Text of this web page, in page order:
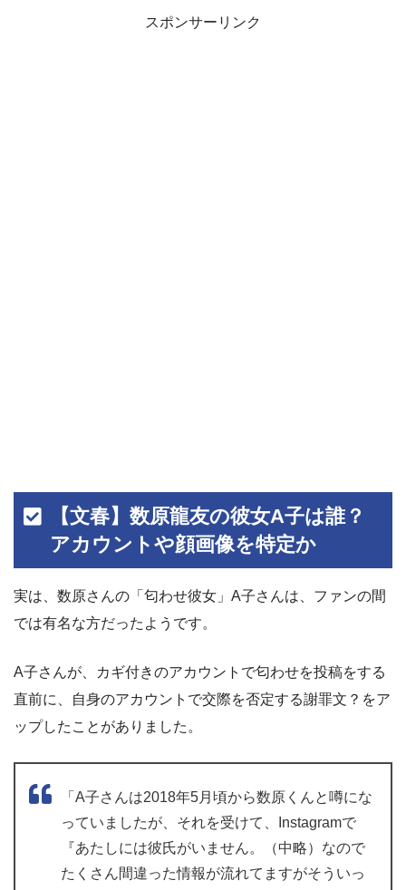
スポンサーリンク
【文春】数原龍友の彼女A子は誰？
アカウントや顔画像を特定か
実は、数原さんの「匂わせ彼女」A子さんは、ファンの間
では有名な方だったようです。
A子さんが、カギ付きのアカウントで匂わせを投稿をする
直前に、自身のアカウントで交際を否定する謝罪文？をア
ップしたことがありました。
「A子さんは2018年5月頃から数原くんと噂にな
っていましたが、それを受けて、Instagramで
『あたしには彼氏がいません。（中略）なので
たくさん間違った情報が流れてますがそういっ